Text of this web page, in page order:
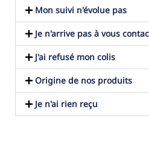
Mon suivi n'évolue pas
Je n'arrive pas à vous
J'ai refusé mon colis
Origine de nos produits
Je n'ai rien reçu